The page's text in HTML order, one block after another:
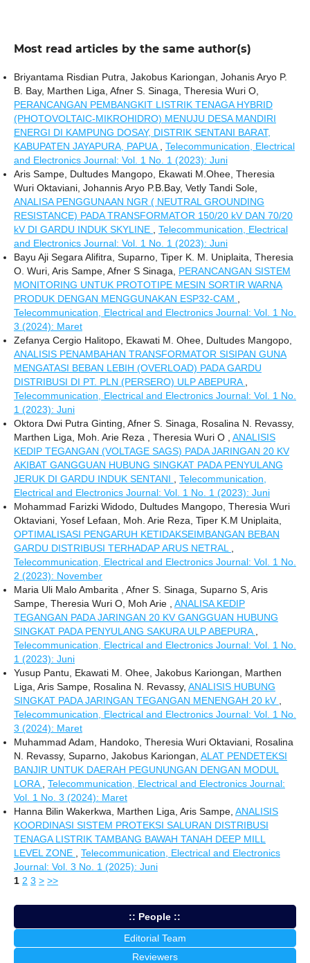
Most read articles by the same author(s)
Briyantama Risdian Putra, Jakobus Kariongan, Johanis Aryo P.
B. Bay, Marthen Liga, Afner S. Sinaga, Theresia Wuri O,
PERANCANGAN PEMBANGKIT LISTRIK TENAGA HYBRID
(PHOTOVOLTAIC-MIKROHIDRO) MENUJU DESA MANDIRI
ENERGI DI KAMPUNG DOSAY, DISTRIK SENTANI BARAT,
KABUPATEN JAYAPURA, PAPUA
Telecommunication, Electrical
and Electronics Journal: Vol. 1 No. 1 (2023): Juni
Aris Sampe, Dultudes Mangopo, Ekawati M.Ohee, Theresia
Wuri Oktaviani, Johannis Aryo P.B.Bay, Vetly Tandi Sole,
ANALISA PENGGUNAAN NGR ( NEUTRAL GROUNDING
RESISTANCE) PADA TRANSFORMATOR 150/20 kV DAN 70/20
kV DI GARDU INDUK SKYLINE
Telecommunication, Electrical
and Electronics Journal: Vol. 1 No. 1 (2023): Juni
Bayu Aji Segara Alifitra, Suparno, Tiper K. M. Uniplaita, Theresia
O. Wuri, Aris Sampe, Afner S Sinaga, PERANCANGAN SISTEM
MONITORING UNTUK PROTOTIPE MESIN SORTIR WARNA
PRODUK DENGAN MENGGUNAKAN ESP32-CAM
Telecommunication, Electrical and Electronics Journal: Vol. 1 No.
3 (2024): Maret
Zefanya Cergio Halitopo, Ekawati M. Ohee, Dultudes Mangopo,
ANALISIS PENAMBAHAN TRANSFORMATOR SISIPAN GUNA
MENGATASI BEBAN LEBIH (OVERLOAD) PADA GARDU
DISTRIBUSI DI PT. PLN (PERSERO) ULP ABEPURA
Telecommunication, Electrical and Electronics Journal: Vol. 1 No.
1 (2023): Juni
Oktora Dwi Putra Ginting, Afner S. Sinaga, Rosalina N. Revassy,
Marthen Liga, Moh. Arie Reza , Theresia Wuri O , ANALISIS
KEDIP TEGANGAN (VOLTAGE SAGS) PADA JARINGAN 20 KV
AKIBAT GANGGUAN HUBUNG SINGKAT PADA PENYULANG
JERUK DI GARDU INDUK SENTANI
Telecommunication,
Electrical and Electronics Journal: Vol. 1 No. 1 (2023): Juni
Mohammad Farizki Widodo, Dultudes Mangopo, Theresia Wuri
Oktaviani, Yosef Lefaan, Moh. Arie Reza, Tiper K.M Uniplaita,
OPTIMALISASI PENGARUH KETIDAKSEIMBANGAN BEBAN
GARDU DISTRIBUSI TERHADAP ARUS NETRAL
Telecommunication, Electrical and Electronics Journal: Vol. 1 No.
2 (2023): November
Maria Uli Malo Ambarita , Afner S. Sinaga, Suparno S, Aris
Sampe, Theresia Wuri O, Moh Arie , ANALISA KEDIP
TEGANGAN PADA JARINGAN 20 KV GANGGUAN HUBUNG
SINGKAT PADA PENYULANG SAKURA ULP ABEPURA
Telecommunication, Electrical and Electronics Journal: Vol. 1 No.
1 (2023): Juni
Yusup Pantu, Ekawati M. Ohee, Jakobus Kariongan, Marthen
Liga, Aris Sampe, Rosalina N. Revassy, ANALISIS HUBUNG
SINGKAT PADA JARINGAN TEGANGAN MENENGAH 20 kV
Telecommunication, Electrical and Electronics Journal: Vol. 1 No.
3 (2024): Maret
Muhammad Adam, Handoko, Theresia Wuri Oktaviani, Rosalina
N. Revassy, Suparno, Jakobus Kariongan, ALAT PENDETEKSI
BANJIR UNTUK DAERAH PEGUNUNGAN DENGAN MODUL
LORA
Telecommunication, Electrical and Electronics Journal:
Vol. 1 No. 3 (2024): Maret
Hanna Bilin Wakerkwa, Marthen Liga, Aris Sampe, ANALISIS
KOORDINASI SISTEM PROTEKSI SALURAN DISTRIBUSI
TENAGA LISTRIK TAMBANG BAWAH TANAH DEEP MILL
LEVEL ZONE
Telecommunication, Electrical and Electronics
Journal: Vol. 3 No. 1 (2025): Juni
1 2 3 > >>
:: People ::
Editorial Team
Reviewers